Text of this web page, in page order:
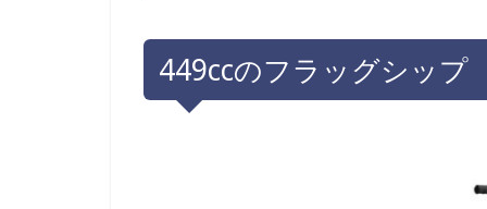
449ccのフラッグシップ